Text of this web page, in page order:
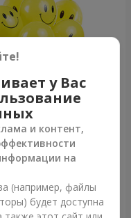
шариков
- 5 шариков
Заказать
у Вас
и контент,
на
(например, файлы
будет доступна